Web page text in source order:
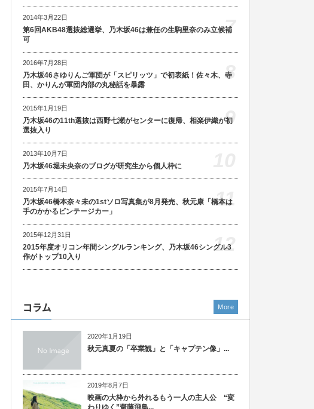
2014年3月22日
第6回AKB48選抜総選挙、乃木坂46は兼任の生駒里奈のみ立候補
可
7
2016年7月28日
乃木坂46さゆりんご軍団が「スピリッツ」で初表紙！佐々木、寺
田、かりんが軍団内部の丸秘話を暴露
8
2015年1月19日
乃木坂46の11th選抜は西野七瀬がセンターに復帰、相楽伊織が初
選抜入り
9
2013年10月7日
乃木坂46堀未央奈のブログが研究生から個人枠に
2015年7月14日
乃木坂46橋本奈々未の1stソロ写真集が8月発売、秋元康「橋本は
手のかかるビンテージカー」
11
2015年12月31日
2015年度オリコン年間シングルランキング、乃木坂46シングル3
作がトップ10入り
12
コラム
2020年1月19日
秋元真夏の「卒業観」と「キャプテン像」...
2019年8月7日
映画の大枠から外れるもう一人の主人公 “変
わりゆく”齋藤飛鳥...
More